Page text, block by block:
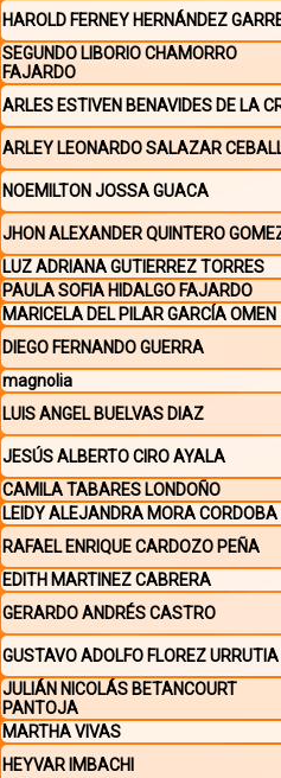
HAROLD FERNEY HERNÁNDEZ
SEGUNDO LIBORIO CHAMORRO
FAJARDO
ARLES ESTIVEN BENAVIDES DE LA
ARLEY LEONARDO SALAZAR
NOEMILTON JOSSA GUACA
JHON ALEXANDER QUINTERO
LUZ ADRIANA GUTIERREZ TORRES
PAULA SOFIA HIDALGO FAJARDO
MARICELA DEL PILAR GARCÍA OMEN
DIEGO FERNANDO GUERRA
magnolia
LUIS ANGEL BUELVAS DIAZ
JESÚS ALBERTO CIRO AYALA
CAMILA TABARES LONDOÑO
LEIDY ALEJANDRA MORA CORDOBA
RAFAEL ENRIQUE CARDOZO PEÑA
EDITH MARTINEZ CABRERA
GERARDO ANDRÉS CASTRO
GUSTAVO ADOLFO FLOREZ URRUTIA
JULIÁN NICOLÁS BETANCOURT
PANTOJA
MARTHA VIVAS
HEYVAR IMBACHI